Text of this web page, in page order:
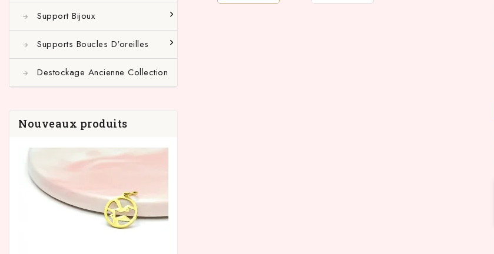
Argent
Support Bijoux
Supports Boucles D'oreilles
Destockage Ancienne Collection
Nouveaux produits